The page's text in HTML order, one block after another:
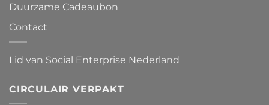
Duurzame Cadeaubon
Contact
Lid van Social Enterprise Nederland
CIRCULAIR VERPAKT